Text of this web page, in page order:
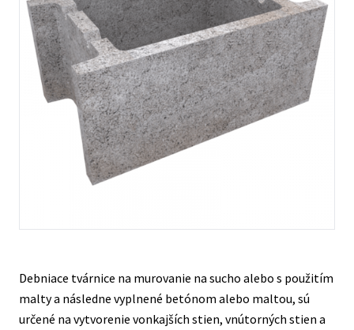
Na stiahnutie
Kontakty
Debniace tvárnice na murovanie na sucho alebo s použitím
malty a následne vyplnené betónom alebo maltou, sú
určené na vytvorenie vonkajších stien, vnútorných stien a